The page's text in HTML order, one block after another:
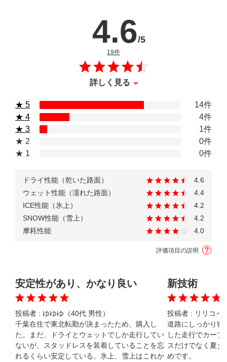
19件のレビュー
4.6/5
詳しく見る
★ 5
14件
★ 4
4件
★ 3
1件
★ 2
0件
★ 1
0件
ドライ性能（乾いた路面）
4.6
ウェット性能（濡れた路面）
4.4
ICE性能（氷上）
4.2
SNOW性能（雪上）
4.2
摩耗性能
4.0
評価項目の説明
安定性があり、かなり良い
投稿者 : ゆゆゆ（40代 男性）
千葉在住で東北転勤が決まったため、購入し
た。まだ、ドライとウェットでしか走行してい
ないが、スタッドレスを装着していることを忘
れるくらい安定している。氷上、雪上はこれか
新技術
投稿者 : リリコイ
道路にしっかり密
した走行でカー
スだけでなく夏タ
めです。